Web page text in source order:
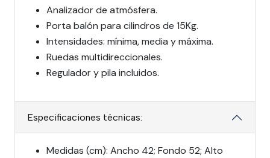
Analizador de atmósfera.
Porta balón para cilindros de 15Kg.
Intensidades: mínima, media y máxima.
Ruedas multidireccionales.
Regulador y pila incluidos.
Especificaciones técnicas:
Medidas (cm): Ancho 42; Fondo 52; Alto